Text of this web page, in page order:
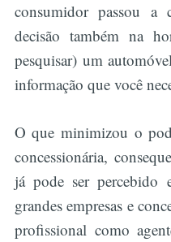
consumidor passou
decisão também na
pesquisar) um
informação que você
O que minimizou o
concessionária,
já pode ser percebido
grandes empresas e
profissional como